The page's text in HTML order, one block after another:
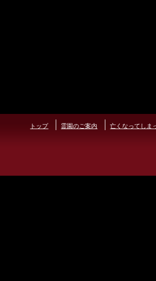
トップ 霊園のご案内 亡くなってしま